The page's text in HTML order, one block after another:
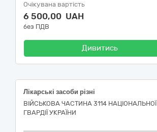
Очікувана вартість
6 500,00 UAH
без ПДВ
Дивитись
Лікарські засоби різні
ВІЙСЬКОВА ЧАСТИНА 3114 НАЦІОНАЛЬНОЇ
ГВАРДІЇ УКРАЇНИ